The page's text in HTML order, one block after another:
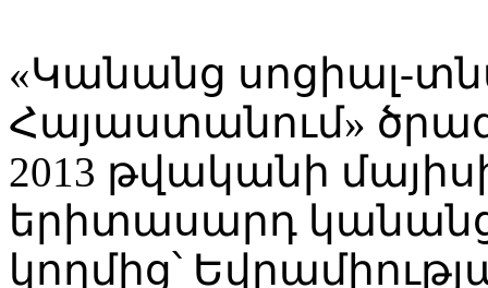
«Կանանց սոցիալ-
Հայաստանում»
2013 թվականի
երիտասարդ
կողմից՝